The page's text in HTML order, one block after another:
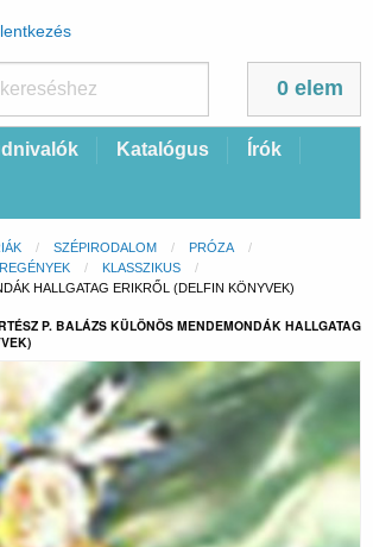
0 elem
Katalógus Írók
SZÉPIRODALOM
PRÓZA
REGÉNYEK
KLASSZIKUS
HALLGATAG ERIKRŐL (DELFIN KÖNYVEK)
P. BALÁZS KÜLÖNÖS MENDEMONDÁK HALLGATAG